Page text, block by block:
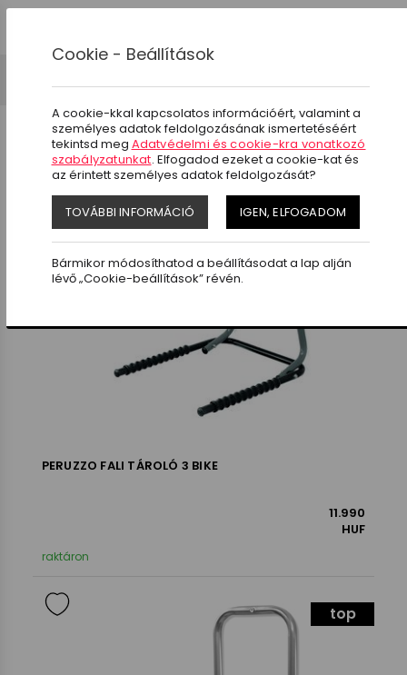
Cookie - Beállítások
A cookie-kkal kapcsolatos információért, valamint a
személyes adatok feldolgozásának ismertetéséért
tekintsd meg Adatvédelmi és cookie-kra vonatkozó
szabályzatunkat. Elfogadod ezeket a cookie-kat és
az érintett személyes adatok feldolgozását?
TOVÁBBI INFORMÁCIÓ IGEN, ELFOGADOM
Bármikor módosíthatod a beállításodat a lap alján
lévő „Cookie-beállítások” révén.
SZŰRÉS
PERUZZO FALI TÁROLÓ 3 BIKE
11.990
HUF
raktáron
top